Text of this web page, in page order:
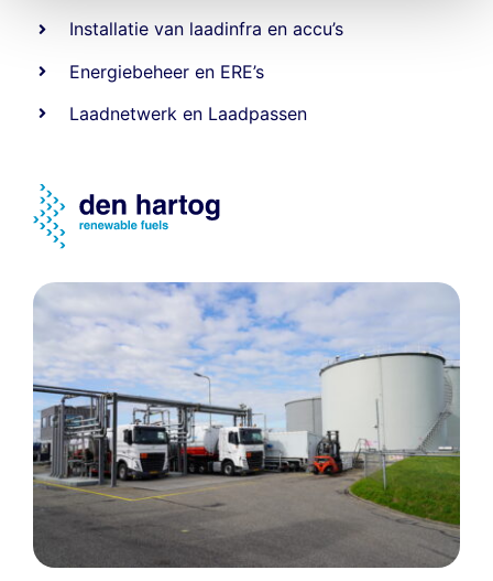
Installatie van laadinfra en accu’s
Energiebeheer en ERE’s
Laadnetwerk en Laadpassen